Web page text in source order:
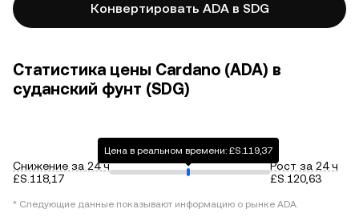
Конвертировать ADA в SDG
Статистика цены Cardano (ADA) в
суданский фунт (SDG)
Снижение за 24 ч
£S.118,17
Цена в реальном времени: £S.119,37
Рост за 24 ч
£S.120,63
* Следующие данные показывают информацию о рынке ADA.